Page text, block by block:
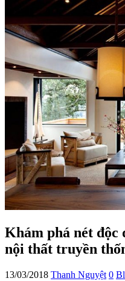
Khám phá nét độc
nội thất truyền
13/03/2018 Thanh Nguyệt 0